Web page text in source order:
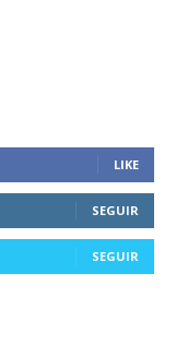
LIKE
SEGUIR
SEGUIR